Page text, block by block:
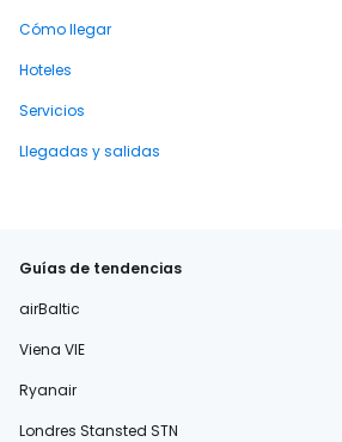
Cómo llegar
Hoteles
Servicios
Llegadas y salidas
Guías de tendencias
airBaltic
Viena VIE
Ryanair
Londres Stansted STN